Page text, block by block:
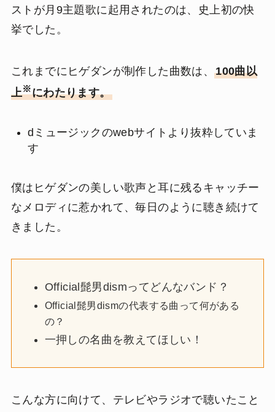
ストが月9主題歌に起用されたのは、史上初の快
挙でした。
これまでにヒゲダンが制作した曲数は、100曲以
上※にわたります。
dミュージックのwebサイトより抜粋していま
す
僕はヒゲダンの美しい歌声と耳に残るキャッチー
なメロディに惹かれて、毎日のように聴き続けて
きました。
Official髭男dismってどんなバンド？
Official髭男dismの代表する曲って何がある
の？
一押しの名曲を教えてほしい！
こんな方に向けて、テレビやラジオで聴いたこと